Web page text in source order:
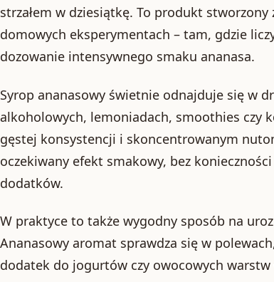
strzałem w dziesiątkę. To produkt
domowych eksperymentach – tam, gdzie
dozowanie intensywnego smaku ananasa.
Syrop ananasowy świetnie odnajduje się w
alkoholowych, lemoniadach, smoothies czy
gęstej konsystencji i skoncentrowanym
oczekiwany efekt smakowy, bez
dodatków.
W praktyce to także wygodny sposób na
Ananasowy aromat sprawdza się w
dodatek do jogurtów czy owocowych